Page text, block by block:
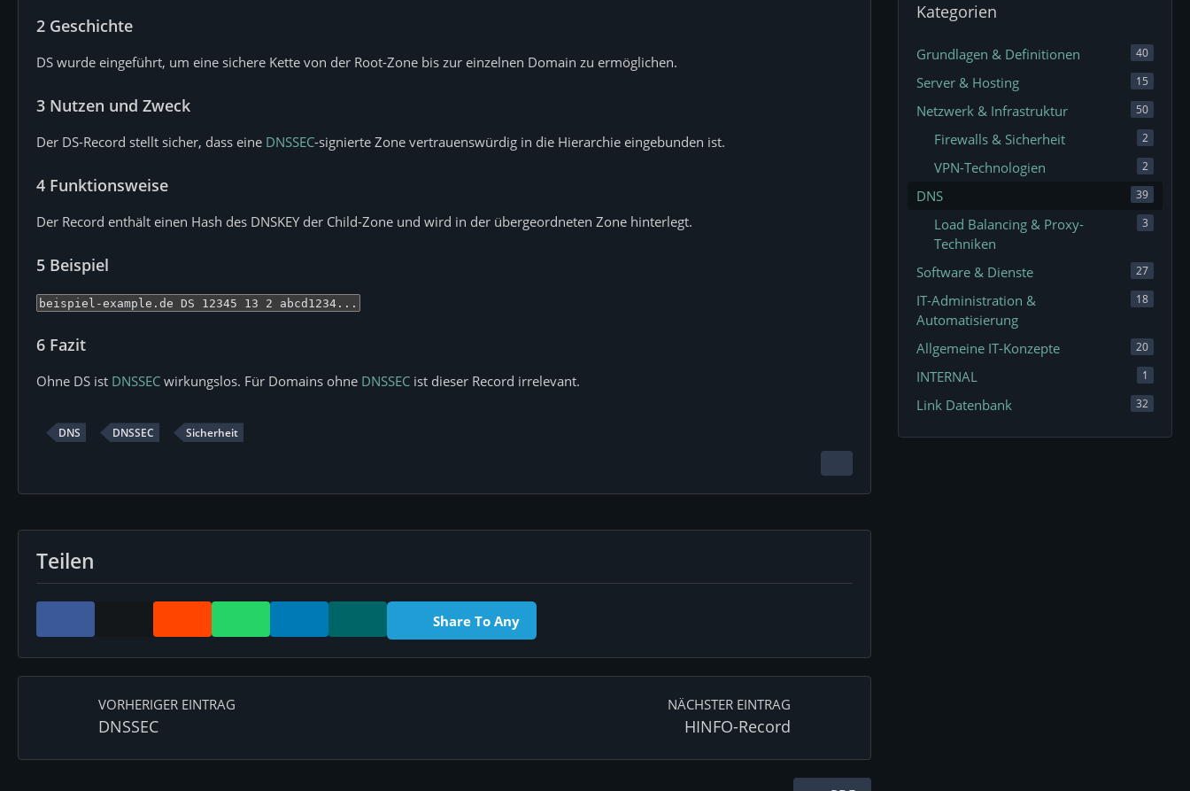
2 Geschichte
DS wurde eingeführt, um eine sichere Kette von der Root-Zone bis zur einzelnen Domain zu ermöglichen.
3 Nutzen und Zweck
Der DS-Record stellt sicher, dass eine DNSSEC-signierte Zone vertrauenswürdig in die Hierarchie eingebunden ist.
4 Funktionsweise
Der Record enthält einen Hash des DNSKEY der Child-Zone und wird in der übergeordneten Zone hinterlegt.
5 Beispiel
beispiel-example.de DS 12345 13 2 abcd1234...
6 Fazit
Ohne DS ist DNSSEC wirkungslos. Für Domains ohne DNSSEC ist dieser Record irrelevant.
DNS DNSSEC Sicherheit
Teilen
Share To Any
VORHERIGER EINTRAG
DNSSEC
NÄCHSTER EINTRAG
HINFO-Record
Kategorien
Grundlagen & Definitionen 40
Server & Hosting 15
Netzwerk & Infrastruktur 50
Firewalls & Sicherheit 2
VPN-Technologien 2
DNS 39
Load Balancing & Proxy-
Techniken
3
Software & Dienste 27
IT-Administration &
Automatisierung
18
Allgemeine IT-Konzepte 20
INTERNAL 1
Link Datenbank 32